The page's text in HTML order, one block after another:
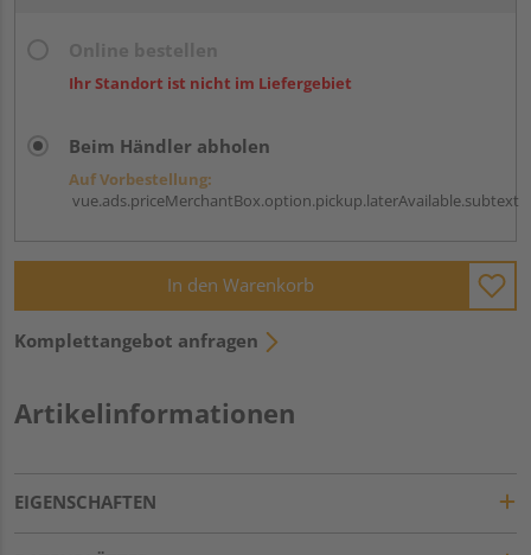
Ihr Standort ist nicht im Liefergebiet
Beim Händler abholen
Auf Vorbestellung:
vue.ads.priceMerchantBox.option.pickup.laterAvailable.subtext
In den Warenkorb
Komplettangebot anfragen
Artikelinformationen
EIGENSCHAFTEN